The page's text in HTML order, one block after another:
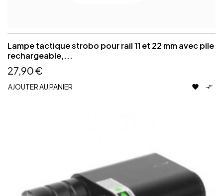
Lampe tactique strobo pour rail 11 et 22 mm avec pile
rechargeable,...
27,90 €
AJOUTER AU PANIER  